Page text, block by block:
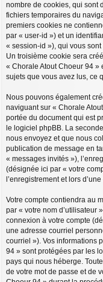
nombre de cookies, qui sont
fichiers temporaires du
premiers cookies ne
par « user-id ») et un
« session-id »), qui vous
Un troisième cookie sera
« Chorale Atout Choeur 94 »
sujets que vous avez lus, ce
Nous pouvons également
naviguant sur « Chorale
portée du document qui est
le logiciel phpBB. La
nous envoyez et que nous
publication de message en
« messages invités »),
(désignée ici par « votre
l’enregistrement et lors
Votre compte contiendra au
par « votre nom d’utilisateur
connexion à votre compte
une adresse courriel
courriel »). Vos informations
94 » sont protégées par les
pays qui nous héberge.
de votre mot de passe et de